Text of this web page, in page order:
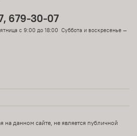
679-30-07
с 9:00 до 18:00 Суббота и воскресенье —
на данном сайте, не является публичной